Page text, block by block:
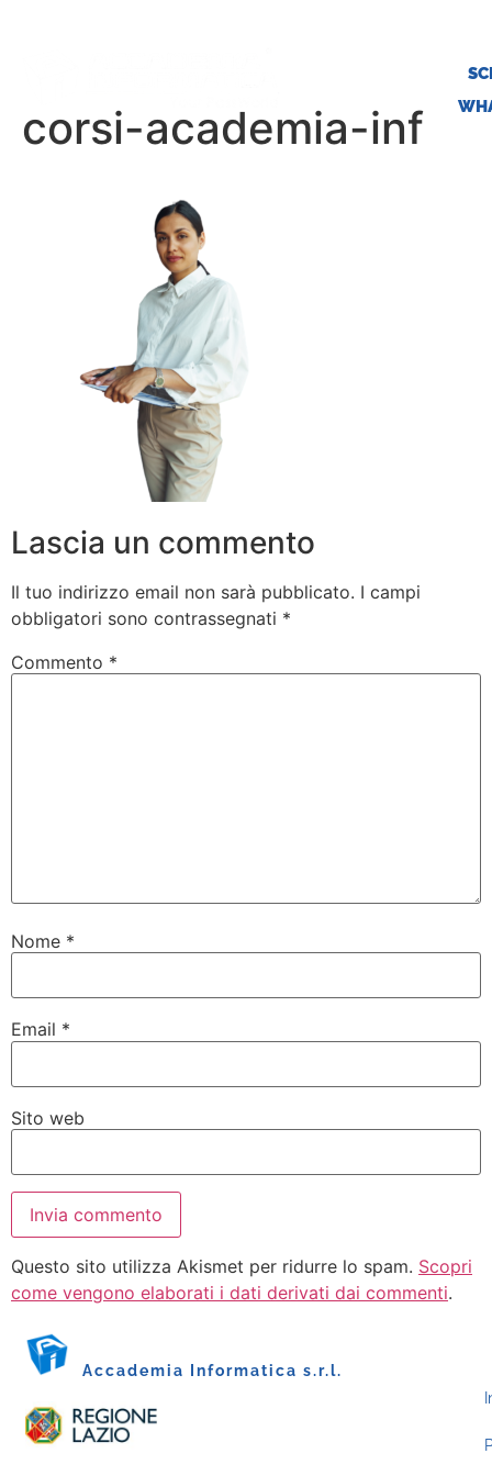
corsi-academia-inf
Lascia un commento
Il tuo indirizzo email non sarà pubblicato. I campi
obbligatori sono contrassegnati *
Commento *
Nome *
Email *
Sito web
Questo sito utilizza Akismet per ridurre lo spam. Scopri
come vengono elaborati i dati derivati dai commenti.
Accademia Informatica s.r.l.